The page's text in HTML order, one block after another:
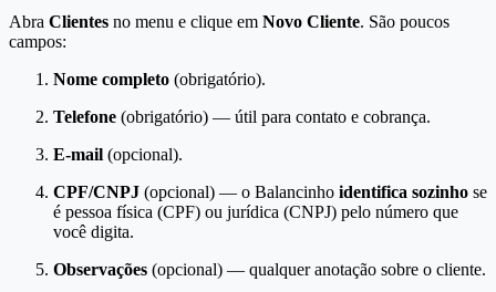
Abra Clientes no menu e clique em Novo Cliente. São poucos
campos:
Nome completo (obrigatório).
Telefone (obrigatório) — útil para contato e cobrança.
E-mail (opcional).
CPF/CNPJ (opcional) — o Balancinho identifica sozinho se
é pessoa física (CPF) ou jurídica (CNPJ) pelo número que
você digita.
Observações (opcional) — qualquer anotação sobre o cliente.